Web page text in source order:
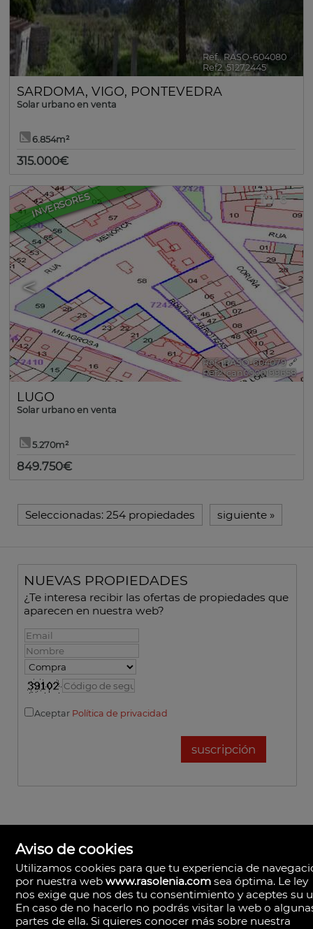
Ref.. RASO-604080
Ref2. 51272445
SARDOMA, VIGO, PONTEVEDRA
Solar urbano en venta
6.854m²
315.000€
INVERSORES
< >
6
Ref.. RASO-604079 🔗
Ref2. can0000199658
LUGO
Solar urbano en venta
5.270m²
849.750€
Seleccionadas: 254 propiedades siguiente »
NUEVAS PROPIEDADES
¿Te interesa recibir las ofertas de propiedades que
aparecen en nuestra web?
Aceptar Política de privacidad
Aviso de cookies
Utilizamos cookies para que tu experiencia de
por nuestra webwww.rasolenia.com sea óptima. Le ley
nos exige que nos des tu consentimiento y aceptes su
En caso de no hacerlo no podrás visitar la web o
partes de ella. Si quieres conocer más sobre nuestra